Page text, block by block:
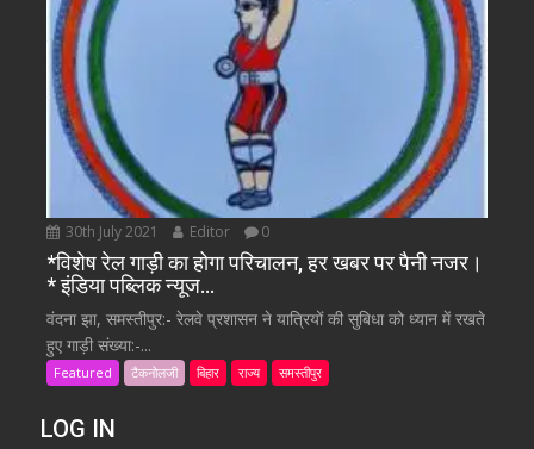
30th July 2021 Editor 0
*विशेष रेल गाड़ी का होगा परिचालन, हर खबर पर पैनी नजर।
* इंडिया पब्लिक न्यूज…
वंदना झा, समस्तीपुर:- रेलवे प्रशासन ने यात्रियों की सुबिधा को ध्यान में रखते
हुए गाड़ी संख्या:-...
Featured टैकनोलजी बिहार राज्य समस्तीपुर
LOG IN